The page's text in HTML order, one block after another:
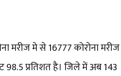
मरीज मे से 16777 कोरोना मरीज
प्रतिशत है। जिले में अब 143